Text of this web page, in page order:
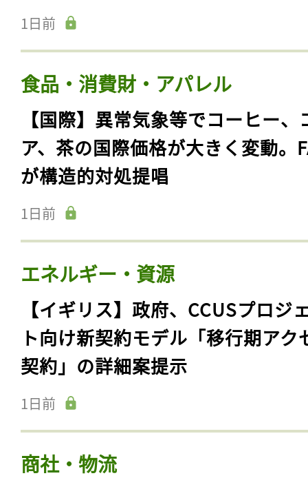
1日前
食品・消費財・アパレル
【国際】異常気象等でコーヒー、
ア、茶の国際価格が大きく変動。
が構造的対処提唱
1日前
エネルギー・資源
【イギリス】政府、CCUSプロジ
ト向け新契約モデル「移行期アク
契約」の詳細案提示
1日前
商社・物流